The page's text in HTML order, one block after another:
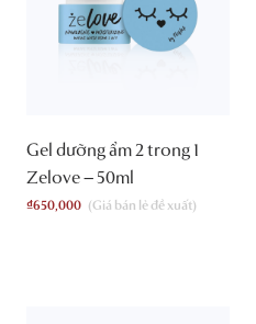
Gel dưỡng ẩm 2 trong 1
Zelove – 50ml
₫650,000